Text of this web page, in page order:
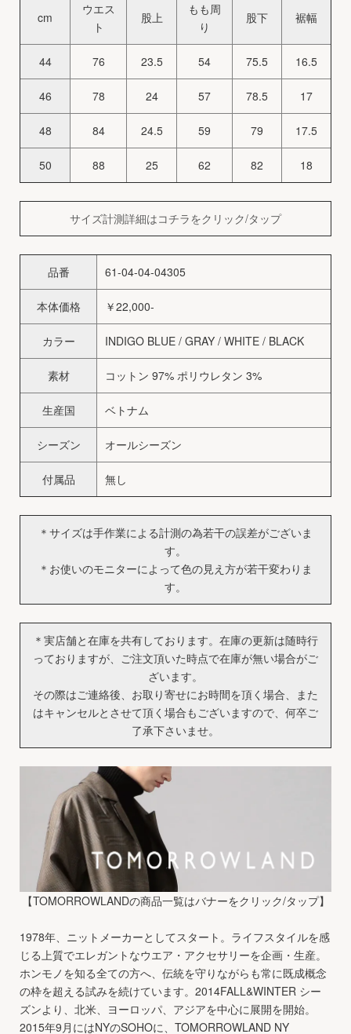
cm
ウエス
ト
股上
もも周
り
股下 裾幅
44 76 23.5 54 75.5 16.5
46 78 24 57 78.5 17
48 84 24.5 59 79 17.5
50 88 25 62 82 18
サイズ計測詳細はコチラをクリック/タップ
品番 61-04-04-04305
本体価格 ￥22,000-
カラー INDIGO BLUE / GRAY / WHITE / BLACK
素材 コットン 97% ポリウレタン 3%
生産国 ベトナム
シーズン オールシーズン
付属品 無し
＊サイズは手作業による計測の為若干の誤差がございま
す。
＊お使いのモニターによって色の見え方が若干変わりま
す。
＊実店舗と在庫を共有しております。在庫の更新は随時行
っておりますが、ご注文頂いた時点で在庫が無い場合がご
ざいます。
その際はご連絡後、お取り寄せにお時間を頂く場合、また
はキャンセルとさせて頂く場合もございますので、何卒ご
了承下さいませ。
【TOMORROWLANDの商品一覧はバナーをクリック/タップ】
1978年、ニットメーカーとしてスタート。ライフスタイルを感
じる上質でエレガントなウエア・アクセサリーを企画・生産。
ホンモノを知る全ての方へ、伝統を守りながらも常に既成概念
の枠を超える試みを続けています。2014FALL&WINTER シー
ズンより、北米、ヨーロッパ、アジアを中心に展開を開始。
2015年9月にはNYのSOHOに、TOMORROWLAND NY